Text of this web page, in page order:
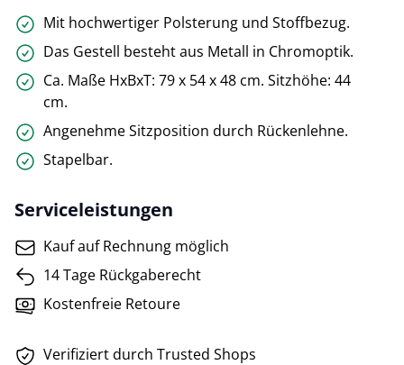
Mit hochwertiger Polsterung und Stoffbezug.
Das Gestell besteht aus Metall in Chromoptik.
Ca. Maße HxBxT: 79 x 54 x 48 cm. Sitzhöhe: 44
cm.
Angenehme Sitzposition durch Rückenlehne.
Stapelbar.
Serviceleistungen
Kauf auf Rechnung möglich
14 Tage Rückgaberecht
Kostenfreie Retoure
Verifiziert durch Trusted Shops